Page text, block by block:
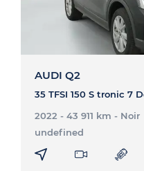
AUDI Q2
2022 - 43 911 km - Noir
undefined